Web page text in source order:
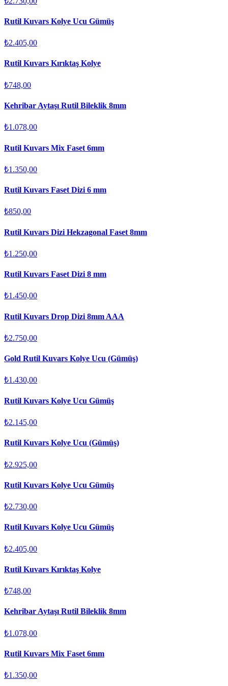
Rutil Kuvars Kolye Ucu Gümüş
₺2.405,00
Rutil Kuvars Kırıktaş Kolye
₺748,00
Kehribar Aytaşı Rutil Bileklik 8mm
₺1.078,00
Rutil Kuvars Mix Faset 6mm
₺1.350,00
Rutil Kuvars Faset Dizi 6 mm
₺850,00
Rutil Kuvars Dizi Hekzagonal Faset 8mm
₺1.250,00
Rutil Kuvars Faset Dizi 8 mm
₺1.450,00
Rutil Kuvars Drop Dizi 8mm AAA
₺2.750,00
Gold Rutil Kuvars Kolye Ucu (Gümüş)
₺1.430,00
Rutil Kuvars Kolye Ucu Gümüş
₺2.145,00
Rutil Kuvars Kolye Ucu (Gümüş)
₺2.925,00
Rutil Kuvars Kolye Ucu Gümüş
₺2.730,00
Rutil Kuvars Kolye Ucu Gümüş
₺2.405,00
Rutil Kuvars Kırıktaş Kolye
₺748,00
Kehribar Aytaşı Rutil Bileklik 8mm
₺1.078,00
Rutil Kuvars Mix Faset 6mm
₺1.350,00